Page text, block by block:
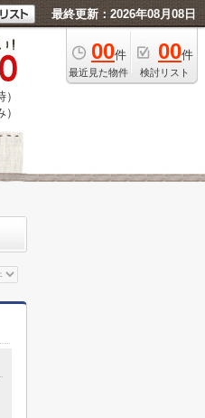
最終更新：2026年08月08日
00件
最近見た物件
00件
検討リスト